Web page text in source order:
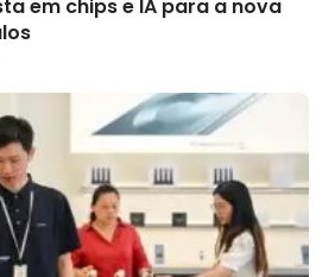
em chips e IA para a nova